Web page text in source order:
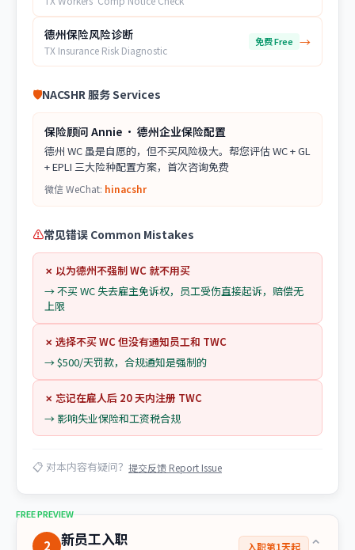
德州保险风险诊断
TX Insurance Risk Diagnostic
免费 Free →
🛡NACSHR 服务 Services
保险顾问 Annie · 德州企业保险配置
德州 WC 虽是自愿的，但不买风险极大。帮您评估 WC + GL
+ EPLI 三大险种配置方案，首次咨询免费
微信 WeChat: hinacshr
⚠常见错误 Common Mistakes
✗ 以为德州不强制 WC 就不用买
→不买 WC 失去雇主免诉权，员工受伤直接起诉，赔偿无
上限
✗ 选择不买 WC 但没有通知员工和 TWC
→$500/天罚款，合规通知是强制的
✗ 忘记在雇人后 20 天内注册 TWC
→ 影响失业保险和工资税合规
📋 对本内容有疑问？ 提交反馈 Report Issue
FREE PREVIEW
2 新员工入职 入职第1天起